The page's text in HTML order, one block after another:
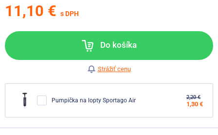
11,10 € s DPH
Do košíka
Strážiť cenu
Pumpička na lopty Sportago Air 2,20 €
1,30 €